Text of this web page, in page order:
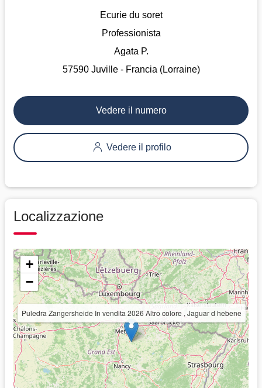
Ecurie du soret
Professionista
Agata P.
57590 Juville - Francia (Lorraine)
Vedere il numero
Vedere il profilo
Localizzazione
Puledra Zangersheide In vendita 2026 Altro colore , Jaguar d hebene
+
−